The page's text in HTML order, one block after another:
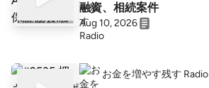
融資、相続案件
Aug 10, 2026
お金を増やす残す Radio